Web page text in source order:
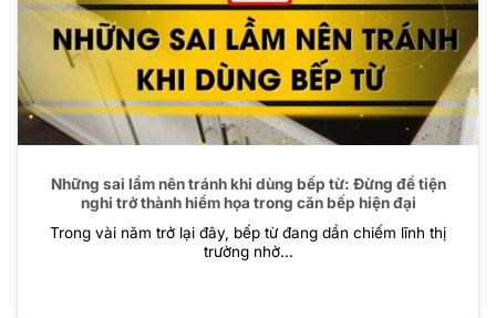
Những sai lầm nên tránh khi dùng bếp từ: Đừng để tiện
nghi trở thành hiểm họa trong căn bếp hiện đại
Trong vài năm trở lại đây, bếp từ đang dần chiếm lĩnh thị
trường nhờ...